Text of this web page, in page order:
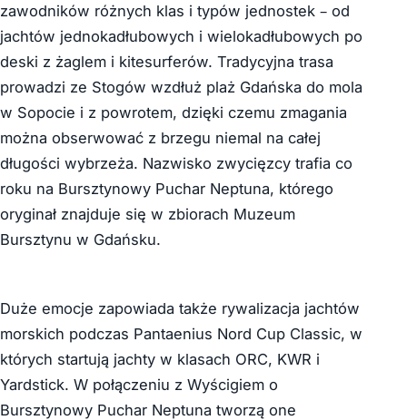
zawodników różnych klas i typów jednostek – od
jachtów jednokadłubowych i wielokadłubowych po
deski z żaglem i kitesurferów. Tradycyjna trasa
prowadzi ze Stogów wzdłuż plaż Gdańska do mola
w Sopocie i z powrotem, dzięki czemu zmagania
można obserwować z brzegu niemal na całej
długości wybrzeża. Nazwisko zwycięzcy trafia co
roku na Bursztynowy Puchar Neptuna, którego
oryginał znajduje się w zbiorach Muzeum
Bursztynu w Gdańsku.
Duże emocje zapowiada także rywalizacja jachtów
morskich podczas Pantaenius Nord Cup Classic, w
których startują jachty w klasach ORC, KWR i
Yardstick. W połączeniu z Wyścigiem o
Bursztynowy Puchar Neptuna tworzą one